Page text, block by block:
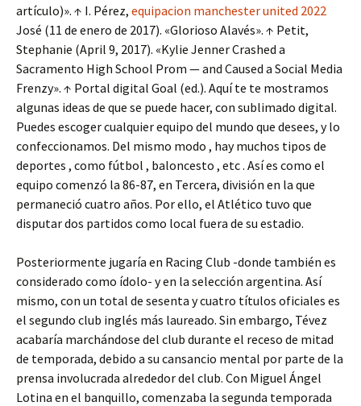
artículo)». ↑ I. Pérez, equipacion manchester united 2022
José (11 de enero de 2017). «Glorioso Alavés». ↑ Petit,
Stephanie (April 9, 2017). «Kylie Jenner Crashed a
Sacramento High School Prom — and Caused a Social Media
Frenzy». ↑ Portal digital Goal (ed.). Aquí te te mostramos
algunas ideas de que se puede hacer, con sublimado digital.
Puedes escoger cualquier equipo del mundo que desees, y lo
confeccionamos. Del mismo modo , hay muchos tipos de
deportes , como fútbol , baloncesto , etc . Así es como el
equipo comenzó la 86-87, en Tercera, división en la que
permaneció cuatro años. Por ello, el Atlético tuvo que
disputar dos partidos como local fuera de su estadio.
Posteriormente jugaría en Racing Club -donde también es
considerado como ídolo- y en la selección argentina. Así
mismo, con un total de sesenta y cuatro títulos oficiales es
el segundo club inglés más laureado. Sin embargo, Tévez
acabaría marchándose del club durante el receso de mitad
de temporada, debido a su cansancio mental por parte de la
prensa involucrada alrededor del club. Con Miguel Ángel
Lotina en el banquillo, comenzaba la segunda temporada